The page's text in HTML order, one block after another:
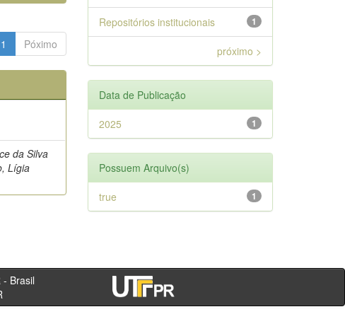
1 Póximo
da Silva
Lígia
1
Repositórios institucionais
próximo >
Data de Publicação
1
2025
Possuem Arquivo(s)
1
true
- PR - Brasil